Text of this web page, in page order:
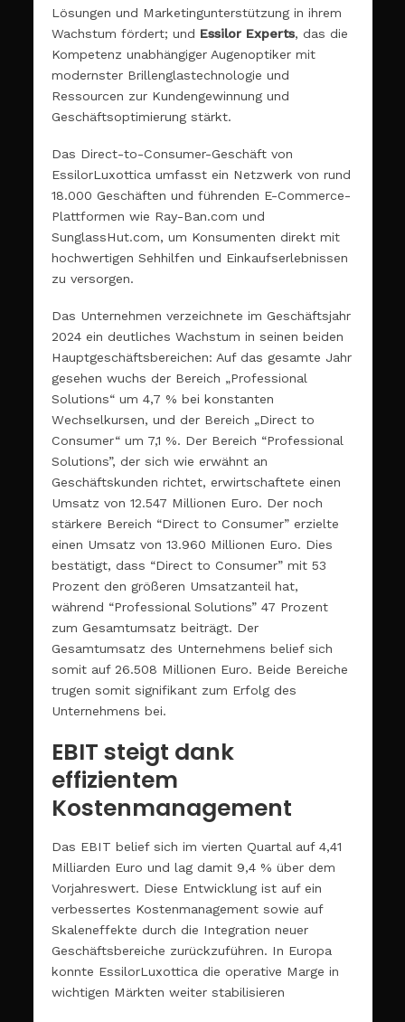
Lösungen und Marketingunterstützung in ihrem
Wachstum fördert; und Essilor Experts, das die
Kompetenz unabhängiger Augenoptiker mit
modernster Brillenglastechnologie und
Ressourcen zur Kundengewinnung und
Geschäftsoptimierung stärkt.
Das Direct-to-Consumer-Geschäft von
EssilorLuxottica umfasst ein Netzwerk von rund
18.000 Geschäften und führenden E-Commerce-
Plattformen wie Ray-Ban.com und
SunglassHut.com, um Konsumenten direkt mit
hochwertigen Sehhilfen und Einkaufserlebnissen
zu versorgen.
Das Unternehmen verzeichnete im Geschäftsjahr
2024 ein deutliches Wachstum in seinen beiden
Hauptgeschäftsbereichen: Auf das gesamte Jahr
gesehen wuchs der Bereich „Professional
Solutions“ um 4,7 % bei konstanten
Wechselkursen, und der Bereich „Direct to
Consumer“ um 7,1 %. Der Bereich “Professional
Solutions”, der sich wie erwähnt an
Geschäftskunden richtet, erwirtschaftete einen
Umsatz von 12.547 Millionen Euro. Der noch
stärkere Bereich “Direct to Consumer” erzielte
einen Umsatz von 13.960 Millionen Euro. Dies
bestätigt, dass “Direct to Consumer” mit 53
Prozent den größeren Umsatzanteil hat,
während “Professional Solutions” 47 Prozent
zum Gesamtumsatz beiträgt. Der
Gesamtumsatz des Unternehmens belief sich
somit auf 26.508 Millionen Euro. Beide Bereiche
trugen somit signifikant zum Erfolg des
Unternehmens bei.
EBIT steigt dank
effizientem
Kostenmanagement
Das EBIT belief sich im vierten Quartal auf 4,41
Milliarden Euro und lag damit 9,4 % über dem
Vorjahreswert. Diese Entwicklung ist auf ein
verbessertes Kostenmanagement sowie auf
Skaleneffekte durch die Integration neuer
Geschäftsbereiche zurückzuführen. In Europa
konnte EssilorLuxottica die operative Marge in
wichtigen Märkten weiter stabilisieren